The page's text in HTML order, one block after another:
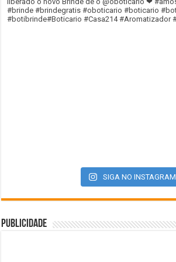
SIGA NO INSTAGRAM
Publicidade